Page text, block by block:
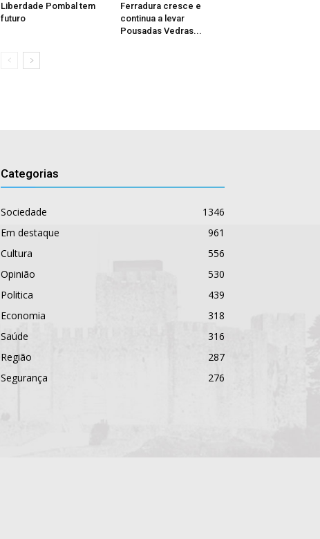
Liberdade Pombal tem
futuro
Ferradura cresce e
continua a levar
Pousadas Vedras...
Categorias
Sociedade
1346
Em destaque
961
Cultura
556
Opinião
530
Politica
439
Economia
318
Saúde
316
Região
287
Segurança
276